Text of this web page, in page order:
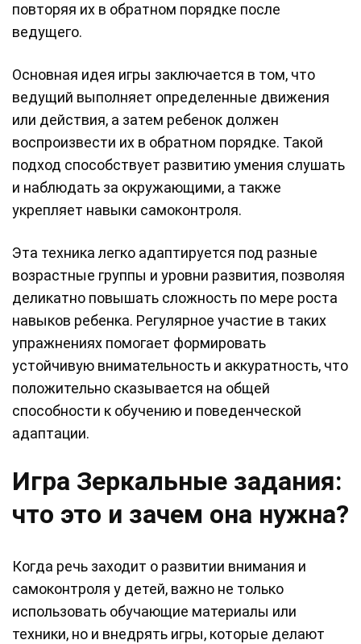
повторяя их в обратном порядке после
ведущего.
Основная идея игры заключается в том, что
ведущий выполняет определенные движения
или действия, а затем ребенок должен
воспроизвести их в обратном порядке. Такой
подход способствует развитию умения слушать
и наблюдать за окружающими, а также
укрепляет навыки самоконтроля.
Эта техника легко адаптируется под разные
возрастные группы и уровни развития, позволяя
деликатно повышать сложность по мере роста
навыков ребенка. Регулярное участие в таких
упражнениях помогает формировать
устойчивую внимательность и аккуратность, что
положительно сказывается на общей
способности к обучению и поведенческой
адаптации.
Игра Зеркальные задания:
что это и зачем она нужна?
Когда речь заходит о развитии внимания и
самоконтроля у детей, важно не только
использовать обучающие материалы или
техники, но и внедрять игры, которые делают